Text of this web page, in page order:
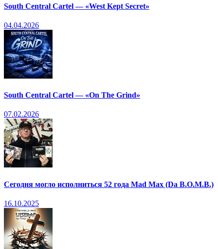
South Central Cartel — «West Kept Secret»
04.04.2026
South Central Cartel — «On The Grind»
07.02.2026
Сегодня могло исполниться 52 года Mad Max (Da B.O.M.B.)
16.10.2025